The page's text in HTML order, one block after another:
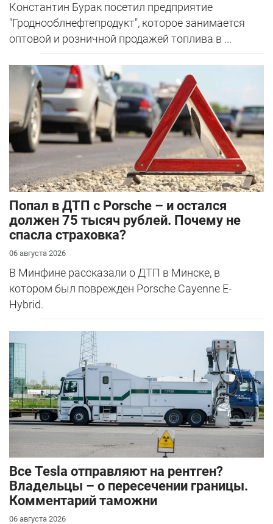
Константин Бурак посетил предприятие
"Гроднооблнефтепродукт", которое занимается
оптовой и розничной продажей топлива в ...
​Попал в ДТП с Porsche – и остался
должен 75 тысяч рублей. Почему не
спасла страховка?
06 августа 2026
В Минфине рассказали о ДТП в Минске, в
котором был поврежден Porsche Cayenne E-
Hybrid.
Все Tesla отправляют на рентген?
Владельцы – о пересечении границы.
Комментарий таможни
06 августа 2026